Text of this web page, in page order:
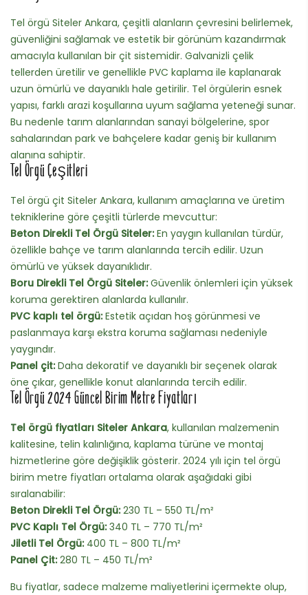
Tel örgü Siteler Ankara, çeşitli alanların çevresini belirlemek,
güvenliğini sağlamak ve estetik bir görünüm kazandırmak
amacıyla kullanılan bir çit sistemidir. Galvanizli çelik
tellerden üretilir ve genellikle PVC kaplama ile kaplanarak
uzun ömürlü ve dayanıklı hale getirilir. Tel örgülerin esnek
yapısı, farklı arazi koşullarına uyum sağlama yeteneği sunar.
Bu nedenle tarım alanlarından sanayi bölgelerine, spor
sahalarından park ve bahçelere kadar geniş bir kullanım
alanına sahiptir.
Tel Örgü Çeşitleri
Tel örgü çit Siteler Ankara, kullanım amaçlarına ve üretim
tekniklerine göre çeşitli türlerde mevcuttur:
Beton Direkli Tel Örgü Siteler:En yaygın kullanılan türdür,
özellikle bahçe ve tarım alanlarında tercih edilir. Uzun
ömürlü ve yüksek dayanıklıdır.
Boru Direkli Tel Örgü Siteler:Güvenlik önlemleri için yüksek
koruma gerektiren alanlarda kullanılır.
PVC kaplı tel örgü:Estetik açıdan hoş görünmesi ve
paslanmaya karşı ekstra koruma sağlaması nedeniyle
yaygındır.
Panel çit:Daha dekoratif ve dayanıklı bir seçenek olarak
öne çıkar, genellikle konut alanlarında tercih edilir.
Tel Örgü 2024 Güncel Birim Metre Fiyatları
Tel örgü fiyatları Siteler Ankara, kullanılan malzemenin
kalitesine, telin kalınlığına, kaplama türüne ve montaj
hizmetlerine göre değişiklik gösterir. 2024 yılı için tel örgü
birim metre fiyatları ortalama olarak aşağıdaki gibi
sıralanabilir:
Beton Direkli Tel Örgü:230 TL – 550 TL/m²
PVC Kaplı Tel Örgü:340 TL – 770 TL/m²
Jiletli Tel Örgü:400 TL – 800 TL/m²
Panel Çit:280 TL – 450 TL/m²
Bu fiyatlar, sadece malzeme maliyetlerini içermekte olup,